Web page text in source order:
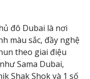
đô Dubai là nơi
màu sắc, đầy nghệ
theo giai điệu
Sama Dubai,
Shak Shok và 1 số